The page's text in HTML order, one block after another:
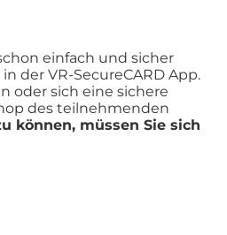
einfach und sicher
der VR-SecureCARD App.
oder sich eine sichere
des teilnehmenden
können, müssen Sie sich